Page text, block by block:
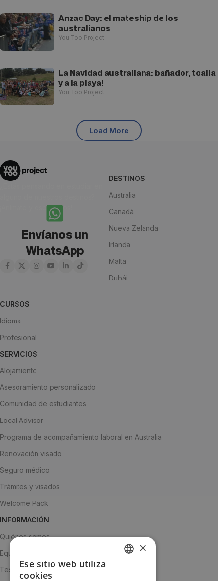
Anzac Day: el mateship de los
australianos
You Too Project
La Navidad australiana: bañador, toalla
y a la playa!
You Too Project
Load More
¡Anímate y escríbenos!
Envíanos un
WhatsApp
DESTINOS
Australia
Canadá
Nueva Zelanda
Irlanda
Malta
Dubái
CURSOS
Idioma
Profesional
SERVICIOS
Alojamiento
Asesoramiento personalizado
Comunidad de estudiantes
Local Advisor
Programa de acompañamiento laboral en Australia
Renovación visado
Seguro médico
Trámites y visados
Welcome Pack
INFORMACIÓN
Quiénes somos
Equipo
Testimonios
×
Ese sitio web utiliza
cookies